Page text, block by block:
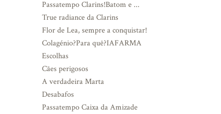
Passatempo Clarins!Batom e ...
True radiance da Clarins
Flor de Lea, sempre a conquistar!
Colagénio?Para quê?IAFARMA
Escolhas
Cães perigosos
A verdadeira Marta
Desabafos
Passatempo Caixa da Amizade